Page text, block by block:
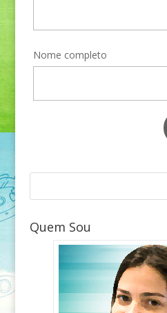
Nome completo
Quem Sou